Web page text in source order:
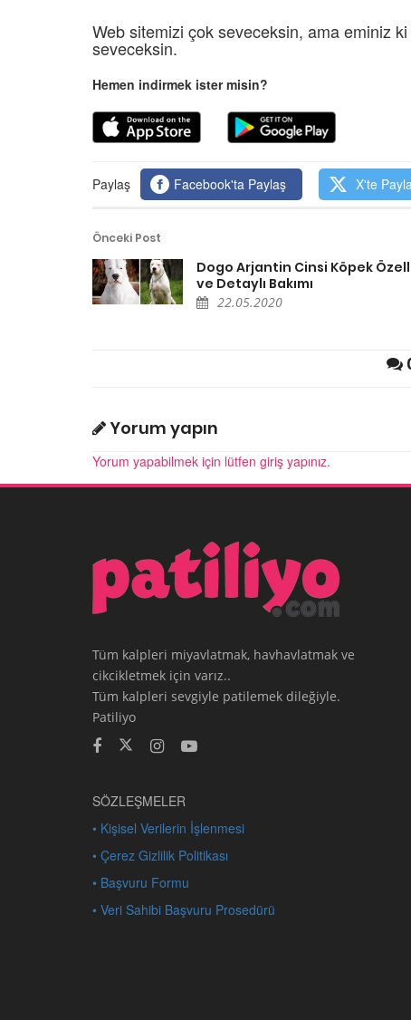
Web sitemizi çok seveceksin, ama eminiz
seveceksin.
Hemen indirmek ister misin?
Paylaş Facebook'ta Paylaş X'te
Önceki Post
Dogo Arjantin Cinsi Köpek
ve Detaylı Bakımı
22.05.2020
Yorum yapın
Yorum yapabilmek için lütfen giriş yapınız.
Tüm kalpleri miyavlatmak, havhavlatmak ve
cikcikletmek için varız..
Tüm kalpleri sevgiyle patilemek dileğiyle.
Patiliyo
SÖZLEŞMELER
• Kişisel Verilerin İşlenmesi
• Çerez Gizlilik Politikası
• Başvuru Formu
• Veri Sahibi Başvuru Prosedürü